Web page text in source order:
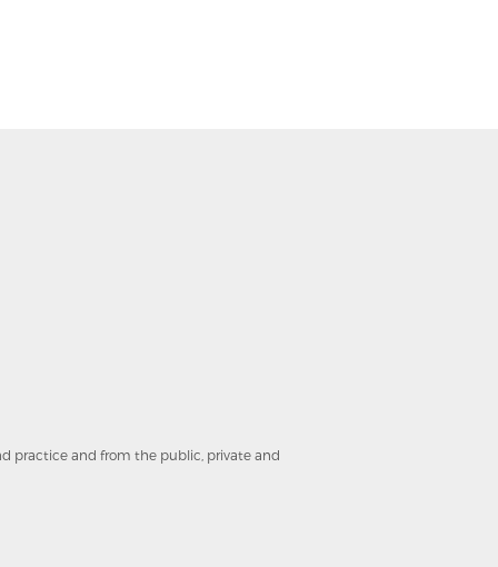
practice and from the public, private and